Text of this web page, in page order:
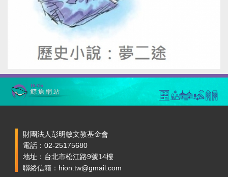
財團法人彭明敏文教基金會
電話：02-25175680
地址：台北市松江路9號14樓
聯絡信箱：hion.tw@gmail.com